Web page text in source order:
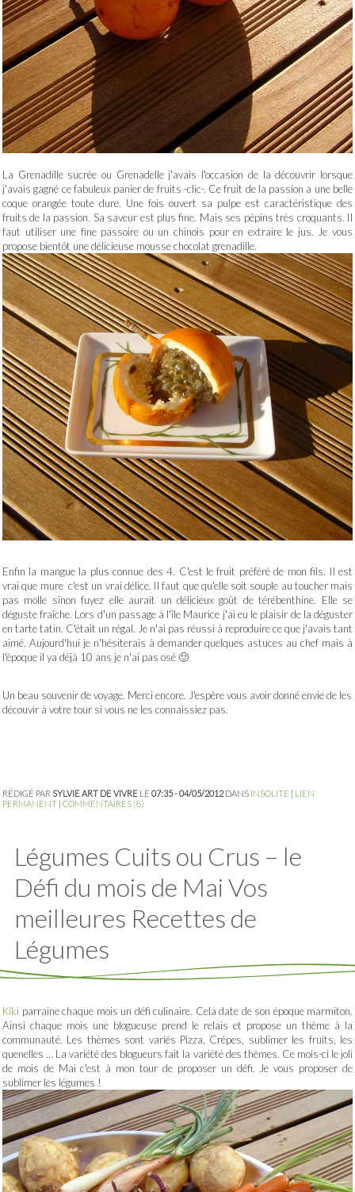
La Grenadille sucrée ou Grenadelle j'avais l'occasion de la découvrir lorsque
j'avais gagné ce fabuleux panier de fruits -clic-. Ce fruit de la passion a une belle
coque orangée toute dure. Une fois ouvert sa pulpe est caractéristique des
fruits de la passion. Sa saveur est plus fine. Mais ses pépins très croquants. Il
faut utiliser une fine passoire ou un chinois pour en extraire le jus. Je vous
propose bientôt une délicieuse mousse chocolat grenadille.
Enfin la mangue la plus connue des 4. C'est le fruit préféré de mon fils. Il est
vrai que mure c'est un vrai délice. Il faut que qu'elle soit souple au toucher mais
pas molle sinon fuyez elle aurait un délicieux goût de térébenthine. Elle se
déguste fraîche. Lors d'un passage à l'île Maurice j'ai eu le plaisir de la déguster
en tarte tatin. C'était un régal. Je n'ai pas réussi à reproduire ce que j'avais tant
aimé. Aujourd'hui je n'hésiterais à demander quelques astuces au chef mais à
l'époque il ya déjà 10 ans je n'ai pas osé 🙂
Un beau souvenir de voyage. Merci encore. J'espère vous avoir donné envie de les
découvir à votre tour si vous ne les connaissiez pas.
RÉDIGÉ PAR SYLVIE ART DE VIVRE LE 07:35 - 04/05/2012DANS INSOLITE | LIEN
PERMANENT | COMMENTAIRES (8)
Légumes Cuits ou Crus – le
Défi du mois de Mai Vos
meilleures Recettes de
Légumes
Kiki parraine chaque mois un défi culinaire. Cela date de son époque marmiton.
Ainsi chaque mois une blogueuse prend le relais et propose un thème à la
communauté. Les thèmes sont variés Pizza, Crêpes, sublimer les fruits, les
quenelles … La variété des blogueurs fait la variété des thèmes. Ce mois-ci le joli
de mois de Mai c'est à mon tour de proposer un défi. Je vous proposer de
sublimer les légumes !